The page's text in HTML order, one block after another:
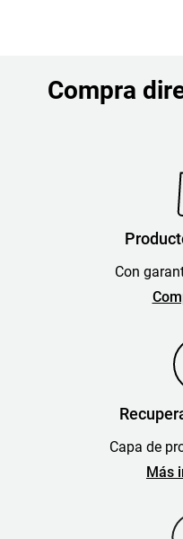
Compra
Con
Capa de
Más